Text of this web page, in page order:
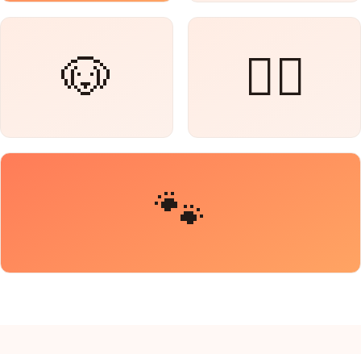
🐕‍🦺
🐶
🐾